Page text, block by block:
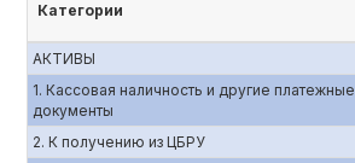
Категории
АКТИВЫ
1. Кассовая наличность и другие платежные
документы
2. К получению из ЦБРУ